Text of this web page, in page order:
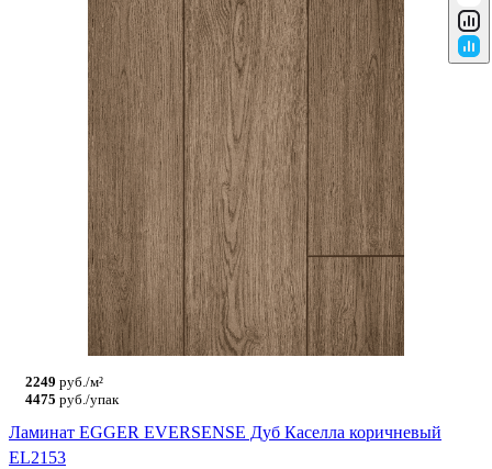
2249 руб./м²
4475 руб./упак
Ламинат EGGER EVERSENSE Дуб Каселла коричневый
EL2153